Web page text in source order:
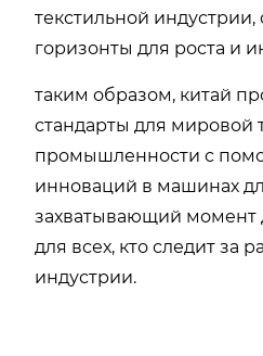
текстильной
горизонты для роста и
таким образом, китай
стандарты для мировой
промышленности с
инноваций в машинах
захватывающий момент
для всех, кто следит за
индустрии.